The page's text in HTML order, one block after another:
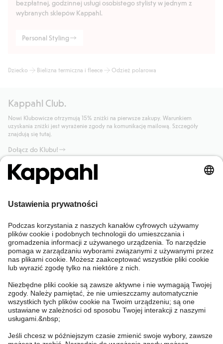
bezpłatnej, godzinnej usługi osobistego stylisty w jednym z
wybranych sklepów Kappahl.
Personal Styling
Dziecko Bielizna termiczna i fleece Odzież polarowa
Kappahl Club.
Nowi Klubowicze otrzymują 15% zniżki na pierwsze zakupy. Warunkiem
uzyskania zniżki jest wyrażenie zgody na komunikację mailową. Szczegóły
znajdują się tutaj.
Dołącz do Klubu!
Potrzebujesz pomocy?
Sklep internetowy
Częste pytania
Twoje zamówienie
Skontaktuj się z nami
Kappahl Club
Mój profil
Kappahl Club
Warunki członkostwa
O nas
O Kappahl Group
Warunki i zasady